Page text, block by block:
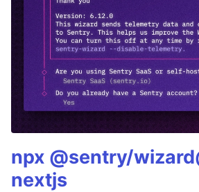
npx @sentry/
nextjs